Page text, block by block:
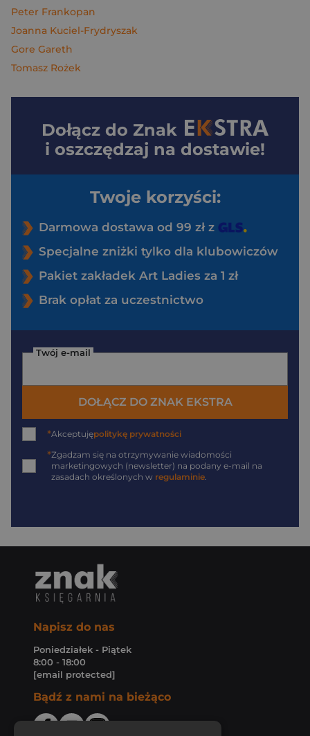
Peter Frankopan
Joanna Kuciel-Frydryszak
Gore Gareth
Tomasz Rożek
Dołącz do Znak
i oszczędzaj na dostawie!
Twoje korzyści:
Darmowa dostawa od 99 zł z
Specjalne zniżki tylko dla klubowiczów
Pakiet zakładek Art Ladies za 1 zł
Brak opłat za uczestnictwo
Twój e-mail
DOŁĄCZ DO ZNAK EKSTRA
*Akceptujępolitykę prywatności
*Zgadzam się na otrzymywanie wiadomości
marketingowych (newsletter) na podany e-mail na
zasadach określonych w regulaminie.
Napisz do nas
Poniedziałek - Piątek
8:00 - 18:00
[email protected]
Bądź z nami na bieżąco